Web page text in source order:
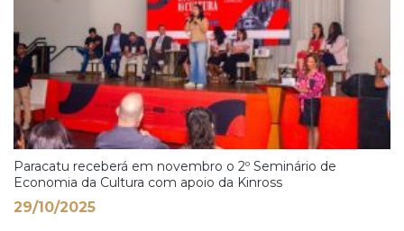
Paracatu receberá em novembro o 2º Seminário de
Economia da Cultura com apoio da Kinross
29/10/2025